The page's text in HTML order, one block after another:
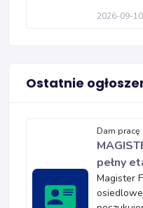
2026-09-
Ostatnie
Dam pracę
pełny
Magister